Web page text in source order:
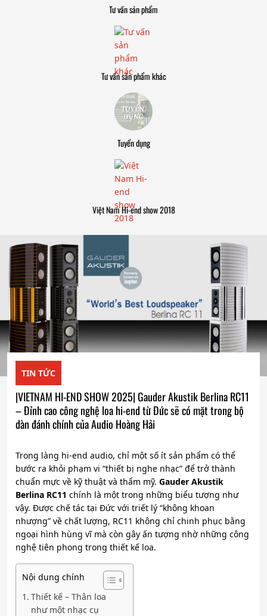
Tư vấn sản phẩm
Tư vấn sản phẩm khác
Tuyển dụng
Việt Nam Hi-end show 2018
TIN TỨC
|VIETNAM HI-END SHOW 2025| Gauder Akustik Berlina RC11
– Đỉnh cao công nghệ loa hi-end từ Đức sẽ có mặt trong bộ
dàn đánh chính của Audio Hoàng Hải
Trong làng hi-end audio, chỉ một số ít sản phẩm có thể
bước ra khỏi phạm vi “thiết bị nghe nhạc” để trở thành
chuẩn mực về kỹ thuật và thẩm mỹ. Gauder Akustik
Berlina RC11 chính là một trong những biểu tượng như
vậy. Được chế tác tại Đức với triết lý “không khoan
nhượng” về chất lượng, RC11 không chỉ chinh phục bằng
ngoại hình hùng vĩ mà còn gây ấn tượng nhờ những công
nghệ tiên phong trong thiết kế loa.
Nội dung chính
Thiết kế – Thân loa
như một nhạc cụ